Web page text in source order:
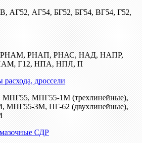
АГ52, АГ54, БГ52, БГ54, ВГ54, Г52,
РНАП, РНАС, НАД, НАПР,
Г12, НПА, НПЛ, П
расхода, дроссели
МПГ55, МПГ55-1М (трехлинейные),
МПГ55-3М, ПГ-62 (двухлинейные),
СДР